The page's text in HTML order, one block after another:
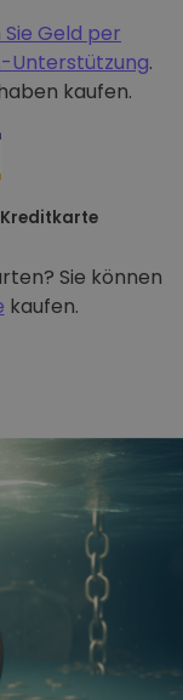
Geld per
Unterstützung.
kaufen.
Sie können
kaufen.